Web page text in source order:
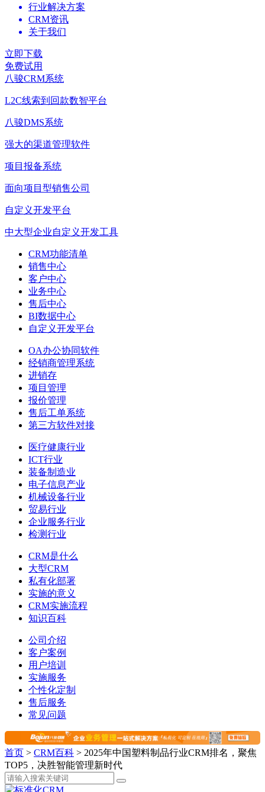
行业解决方案
CRM资讯
关于我们
立即下载
免费试用
八骏CRM系统
L2C线索到回款数智平台
八骏DMS系统
强大的渠道管理软件
项目报备系统
面向项目型销售公司
自定义开发平台
中大型企业自定义开发工具
CRM功能清单
销售中心
客户中心
业务中心
售后中心
BI数据中心
自定义开发平台
OA办公协同软件
经销商管理系统
进销存
项目管理
报价管理
售后工单系统
第三方软件对接
医疗健康行业
ICT行业
装备制造业
电子信息产业
机械设备行业
贸易行业
企业服务行业
检测行业
CRM是什么
大型CRM
私有化部署
实施的意义
CRM实施流程
知识百科
公司介绍
客户案例
用户培训
实施服务
个性化定制
售后服务
常见问题
首页 > CRM百科 > 2025年中国塑料制品行业CRM排名，聚焦
TOP5，决胜智能管理新时代